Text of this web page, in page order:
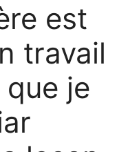
est
travail
je